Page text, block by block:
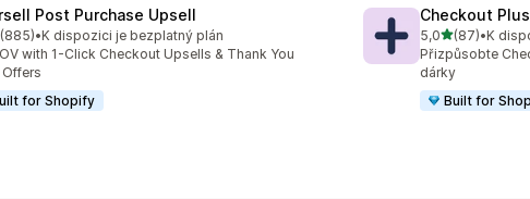
Post Purchase Upsell
hvězd
(885)počet recenzí: 885
•K dispozici je bezplatný plán
with 1-Click Checkout Upsells & Thank You
for Shopify
Checkout
5,0z 5 hvězd
(87)
Celkový počet
•K
Přizpůsobte
dárky
Built for